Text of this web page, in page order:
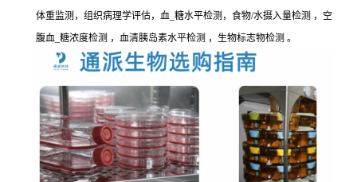
体重监测，组织病理学评估，血_糖水平检测，食物/水摄入量检测 ，空
腹血_糖浓度检测 ，血清胰岛素水平检测 ，生物标志物检测 。